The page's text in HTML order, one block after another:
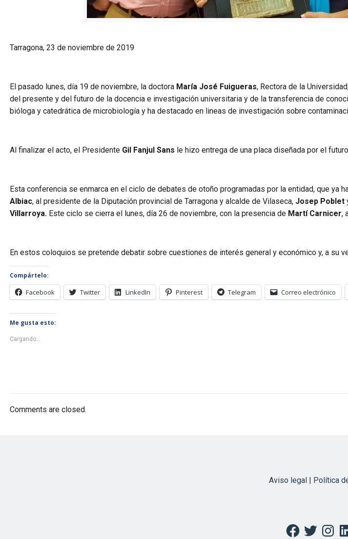
Tarragona, 23 de noviembre de 2019
El pasado lunes, día 19 de noviembre, la doctora María José Fuigueras, Rectora de la
del presente y del futuro de la docencia e investigación universitaria y de la transferencia de
bióloga y catedrática de microbiología y ha destacado en lineas de investigación sobre
Al finalizar el acto, el Presidente Gil Fanjul Sans le hizo entrega de una placa diseñada por el
Esta conferencia se enmarca en el ciclo de debates de otoño programadas por la entidad, que ya
Albiac, al presidente de la Diputación provincial de Tarragona y alcalde de Vilaseca, Josep Poblet
Villarroya. Este ciclo se cierra el lunes, día 26 de noviembre, con la presencia de Martí Carnicer,
En estos coloquios se pretende debatir sobre cuestiones de interés general y económico y, a su
Compártelo:
Facebook Twitter LinkedIn Pinterest Telegram Correo electrónico
Me gusta esto:
Cargando...
Comments are closed.
Aviso legal | Política
Facebook
Twitter